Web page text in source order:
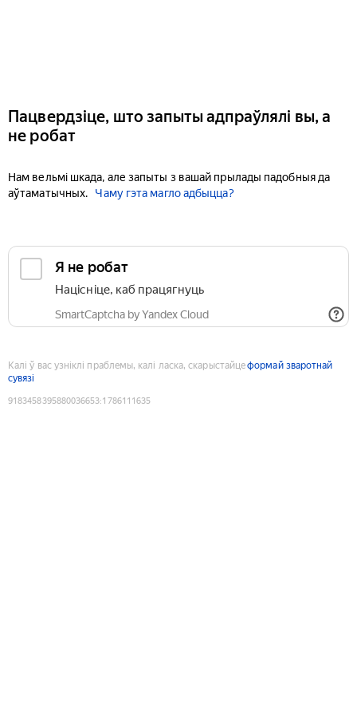
Пацвердзіце, што запыты адпраўлялі вы, а
не робат
Нам вельмі шкада, але запыты з вашай прылады падобныя да
аўтаматычных.
Чаму гэта магло адбыцца?
Я не робат
Націсніце, каб працягнуць
SmartCaptcha by Yandex Cloud
Калі ў вас узніклі праблемы, калі ласка, скарыстайцеформай зваротнай
сувязі
9183458395880036653:1786111635